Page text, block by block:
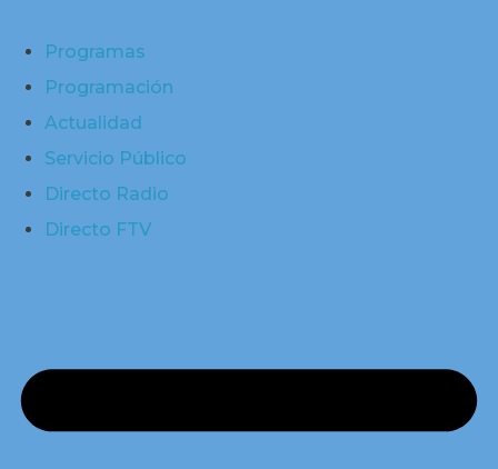
Programas
Programación
Actualidad
Servicio Público
Directo Radio
Directo FTV